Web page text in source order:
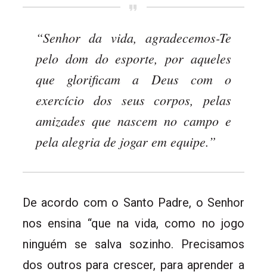
“Senhor da vida, agradecemos-Te
pelo dom do esporte, por aqueles
que glorificam a Deus com o
exercício dos seus corpos, pelas
amizades que nascem no campo e
pela alegria de jogar em equipe.”
De acordo com o Santo Padre, o Senhor
nos ensina “que na vida, como no jogo
ninguém se salva sozinho. Precisamos
dos outros para crescer, para aprender a